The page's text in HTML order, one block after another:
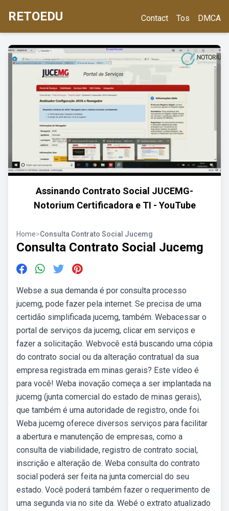
RETOEDU Contact Tos DMCA
Assinando Contrato Social JUCEMG-
Notorium Certificadora e TI - YouTube
Home>Consulta Contrato Social Jucemg
Consulta Contrato Social Jucemg
Webse a sua demanda é por consulta processo
jucemg, pode fazer pela internet. Se precisa de uma
certidão simplificada jucemg, também. Webacessar o
portal de serviços da jucemg, clicar em serviços e
fazer a solicitação. Webvocê está buscando uma cópia
do contrato social ou da alteração contratual da sua
empresa registrada em minas gerais? Este vídeo é
para você! Weba inovação começa a ser implantada na
jucemg (junta comercial do estado de minas gerais),
que também é uma autoridade de registro, onde foi.
Weba jucemg oferece diversos serviços para facilitar
a abertura e manutenção de empresas, como a
consulta de viabilidade, registro de contrato social,
inscrição e alteração de. Weba consulta do contrato
social poderá ser feita na junta comercial do seu
estado. Você poderá também fazer o requerimento de
uma segunda via no site da. Webé o extrato atualizado